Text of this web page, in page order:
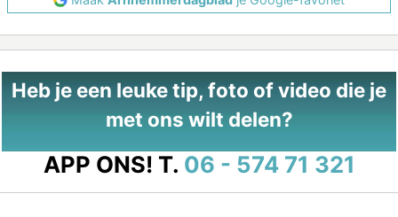
Heb je een leuke tip, foto of video die je
met ons wilt delen?
APP ONS! T. 06 - 574 71 321